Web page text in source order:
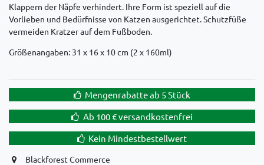
Klappern der Näpfe verhindert. Ihre Form ist speziell auf die
Vorlieben und Bedürfnisse von Katzen ausgerichtet. Schutzfüße
vermeiden Kratzer auf dem Fußboden.
Größenangaben: 31 x 16 x 10 cm (2 x 160ml)
Mengenrabatte ab 5 Stück
Ab 100 € versandkostenfrei
Kein Mindestbestellwert
Blackforest Commerce